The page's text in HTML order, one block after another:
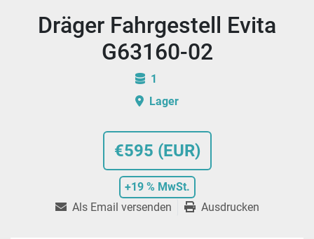
€595 (EUR)
+19 % MwSt.
Dräger Fahrgestell Evita
G63160-02
1
Lager
Als Email versenden Ausdrucken